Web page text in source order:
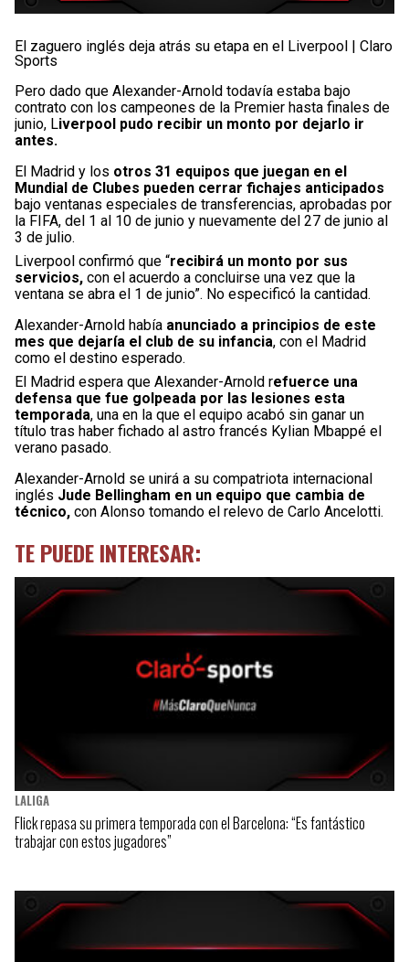
El zaguero inglés deja atrás su etapa en el Liverpool | Claro
Sports
Pero dado que Alexander-Arnold todavía estaba bajo
contrato con los campeones de la Premier hasta finales de
junio, Liverpool pudo recibir un monto por dejarlo ir
antes.
El Madrid y los otros 31 equipos que juegan en el
Mundial de Clubes pueden cerrar fichajes anticipados
bajo ventanas especiales de transferencias, aprobadas por
la FIFA, del 1 al 10 de junio y nuevamente del 27 de junio al
3 de julio.
Liverpool confirmó que “recibirá un monto por sus
servicios, con el acuerdo a concluirse una vez que la
ventana se abra el 1 de junio”. No especificó la cantidad.
Alexander-Arnold había anunciado a principios de este
mes que dejaría el club de su infancia, con el Madrid
como el destino esperado.
El Madrid espera que Alexander-Arnold refuerce una
defensa que fue golpeada por las lesiones esta
temporada, una en la que el equipo acabó sin ganar un
título tras haber fichado al astro francés Kylian Mbappé el
verano pasado.
Alexander-Arnold se unirá a su compatriota internacional
inglés Jude Bellingham en un equipo que cambia de
técnico, con Alonso tomando el relevo de Carlo Ancelotti.
TE PUEDE INTERESAR:
LALIGA
Flick repasa su primera temporada con el Barcelona: “Es fantástico
trabajar con estos jugadores”